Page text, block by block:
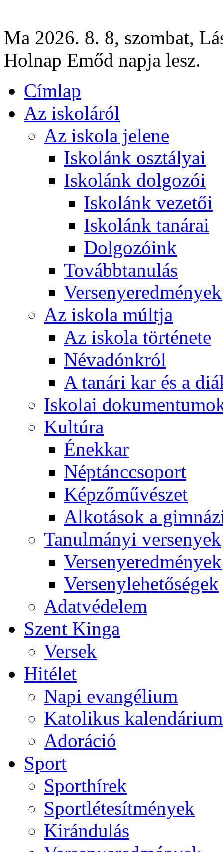
Ma 2026. 8. 8, szombat,
Holnap Emőd napja lesz.
Címlap
Az iskoláról
Az iskola jelene
Iskolánk osztályai
Iskolánk dolgozói
Iskolánk vezetői
Iskolánk tanárai
Dolgozóink
Továbbtanulás
Versenyeredmények
Az iskola múltja
Az iskola története
Névadónkról
A tanári kar és a
Iskolai
Kultúra
Énekkar
Néptánccsoport
Képzőművészet
Alkotások a
Tanulmányi versenyek
Versenyeredmények
Versenylehetőségek
Adatvédelem
Szent Kinga
Versek
Hitélet
Napi evangélium
Katolikus kalendárium
Adoráció
Sport
Sporthírek
Sportlétesítmények
Kirándulás